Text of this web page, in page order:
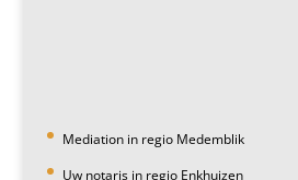
Mediation in regio Medemblik
Uw notaris in regio Enkhuizen